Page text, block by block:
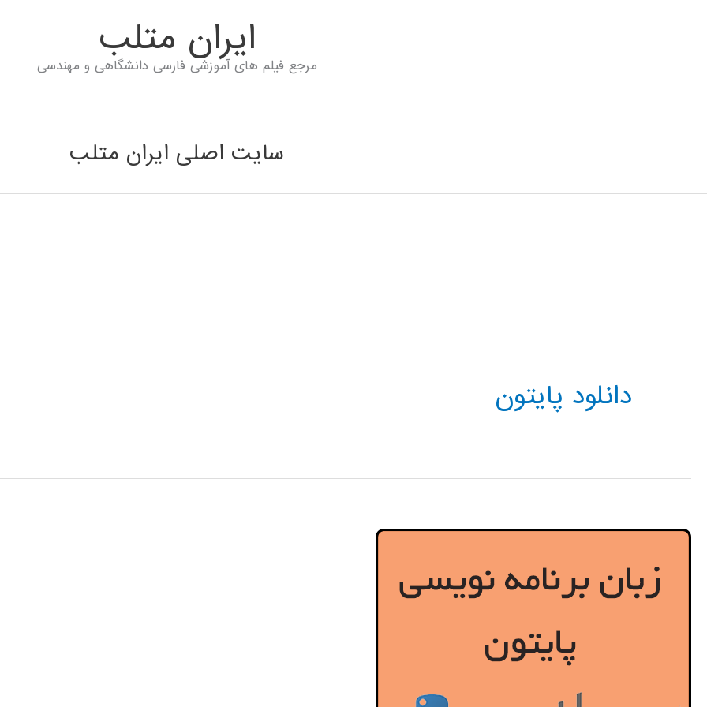
ايران متلب
مرجع فیلم های آموزشی فارسی دانشگاهی و مهندسی
سایت اصلی ایران متلب
دانلود پایتون